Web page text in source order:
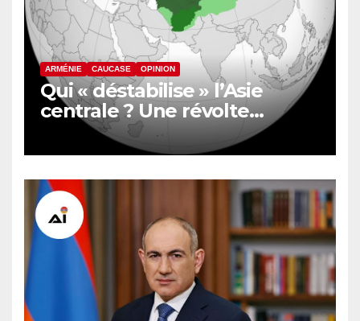
ARMÉNIE CAUCASE OPINION
Qui « déstabilise » l’Asie
centrale ? Une révolte
inquiète le nord de
l’Afghanistan